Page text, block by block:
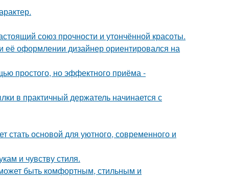
союз прочности и утончённой красоты.
её оформлении дизайнер ориентировался на
простого, но эффектного приёма -
в практичный держатель начинается с
стать основой для уютного, современного и
и чувству стиля.
быть комфортным, стильным и